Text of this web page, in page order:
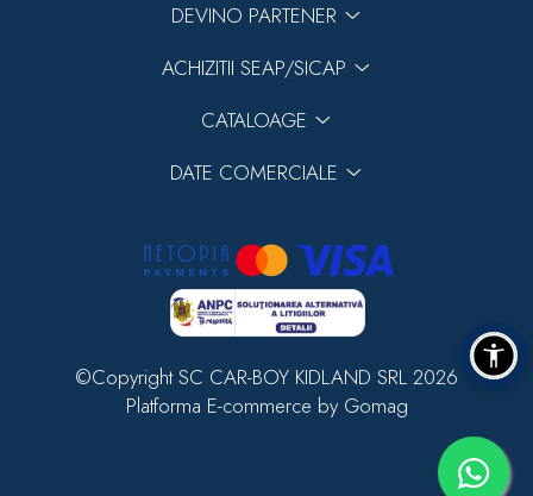
DEVINO PARTENER
ACHIZITII SEAP/SICAP
CATALOAGE
DATE COMERCIALE
©Copyright SC CAR-BOY KIDLAND SRL 2026
Platforma E-commerce by Gomag